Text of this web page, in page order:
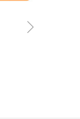
ꁇ